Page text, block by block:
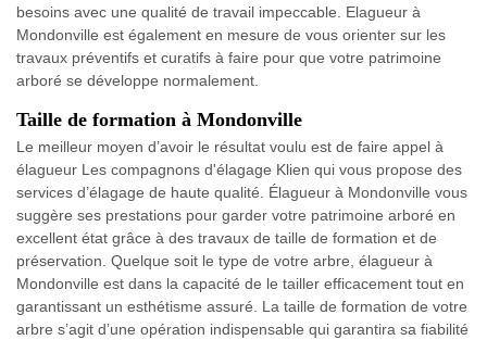
besoins avec une qualité de travail impeccable. Elagueur à
Mondonville est également en mesure de vous orienter sur les
travaux préventifs et curatifs à faire pour que votre patrimoine
arboré se développe normalement.
Taille de formation à Mondonville
Le meilleur moyen d’avoir le résultat voulu est de faire appel à
élagueur Les compagnons d'élagage Klien qui vous propose des
services d’élagage de haute qualité. Élagueur à Mondonville vous
suggère ses prestations pour garder votre patrimoine arboré en
excellent état grâce à des travaux de taille de formation et de
préservation. Quelque soit le type de votre arbre, élagueur à
Mondonville est dans la capacité de le tailler efficacement tout en
garantissant un esthétisme assuré. La taille de formation de votre
arbre s’agit d’une opération indispensable qui garantira sa fiabilité